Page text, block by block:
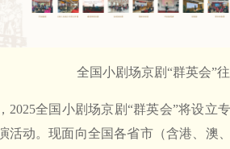
全国小剧场京剧“群英会”
2025全国小剧场京剧“群英会”将设立
活动。现面向全国各省市（含港、澳